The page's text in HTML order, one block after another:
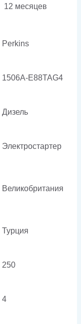
12 месяцев
Perkins
1506A-E88TAG4
Дизель
Электростартер
Великобритания
Турция
250
4